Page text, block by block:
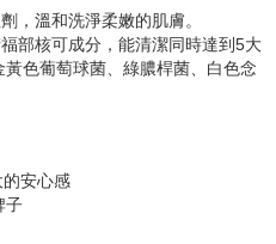
，溫和洗淨柔嫩的肌膚。
部核可成分，能清潔同時達到5大
色葡萄球菌、綠膿桿菌、白色念
安心感
子